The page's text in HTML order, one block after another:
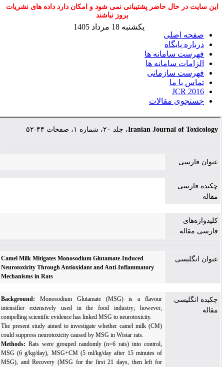
این سایت در حال حاضر پشتیبانی نمی شود و امکان دارد داده های نشریات
بروز نباشند
صفحه اصلی
درباره پایگاه
فهرست سامانه ها
الزامات سامانه ها
فهرست سازمانی
تماس با ما
JCR 2016
جستجوی مقالات
یکشنبه 18 مرداد 1405
Iranian Journal of Toxicology، جلد ۲۰، شماره ۱، صفحات ۴۴-۵۲
عنوان فارسی
چکیده فارسی
مقاله
کلیدواژه‌های
فارسی مقاله
عنوان انگلیسی
Camel Milk Mitigates Monosodium Glutamate-Induced
Neurotoxicity Through Antioxidant and Anti-Inflammatory
Mechanisms in Rats
چکیده انگلیسی
مقاله
Background:Monosodium Glutamate (MSG) is a flavour
intensifier extensively used in the food industry; however,
compelling scientific evidence has linked MSG to neurotoxicity.
The present study aimed to investigate whether camel milk (CM)
could suppress neurotoxicity caused by MSG in Wistar rats.
Methods:Rats were grouped randomly (n=6 rats) into control,
MSG (6 g/kg/day), MSG+CM (5 ml/kg/day after 15 minutes of
MSG), and Recovery (MSG for the first 21 days, then left for